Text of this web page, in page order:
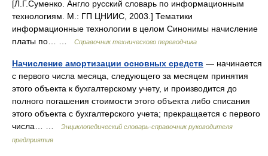
[Л.Г.Суменко. Англо русский словарь по информационным
технологиям. М.: ГП ЦНИИС, 2003.] Тематики
информационные технологии в целом Синонимы начисление
платы по… …
Справочник технического переводчика
Начисление амортизации основных средств — начинается
с первого числа месяца, следующего за месяцем принятия
этого объекта к бухгалтерскому учету, и производится до
полного погашения стоимости этого объекта либо списания
этого объекта с бухгалтерского учета; прекращается с первого
числа… …
Энциклопедический словарь-справочник руководителя
предприятия